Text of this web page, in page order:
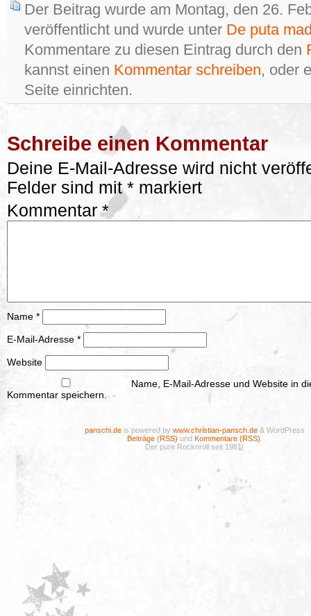
Der Beitrag wurde am Montag, den 26.
veröffentlicht und wurde unter De puta
Kommentare zu diesen Eintrag durch den
kannst einen Kommentar schreiben, oder
Seite einrichten.
Schreibe einen Kommentar
Deine E-Mail-Adresse wird nicht
Felder sind mit* markiert
Kommentar*
Name *
E-Mail-Adresse *
Website
Name, E-Mail-Adresse und Website in
Kommentar speichern.
panschi.deis powered by www.christian-pansch.de& WordPress
Beiträge (RSS) und Kommentare (RSS)
Der pure Rocknroll seit 1981!